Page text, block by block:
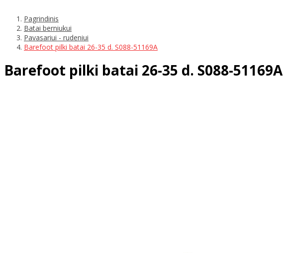
Pagrindinis
Batai berniukui
Pavasariui - rudeniui
Barefoot pilki batai 26-35 d. S088-51169A
Barefoot pilki batai 26-35 d. S088-51169A